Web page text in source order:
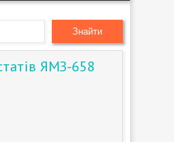
Знайти
ЯМЗ-658